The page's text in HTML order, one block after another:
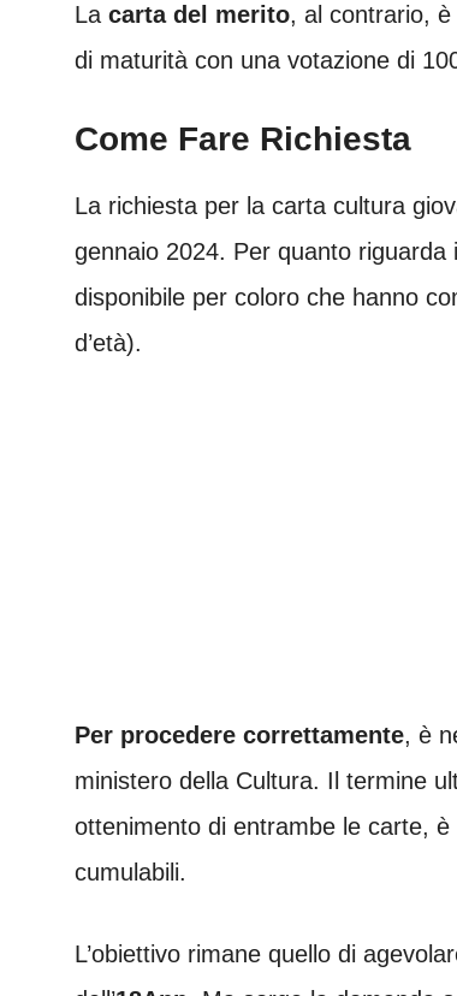
La carta del merito, al contrario,
di maturità con una votazione di
Come Fare Richiesta
La richiesta per la carta cultura
gennaio 2024. Per quanto
disponibile per coloro che hanno
d’età).
Per procedere correttamente, è
ministero della Cultura. Il termine
ottenimento di entrambe le carte,
cumulabili.
L’obiettivo rimane quello di